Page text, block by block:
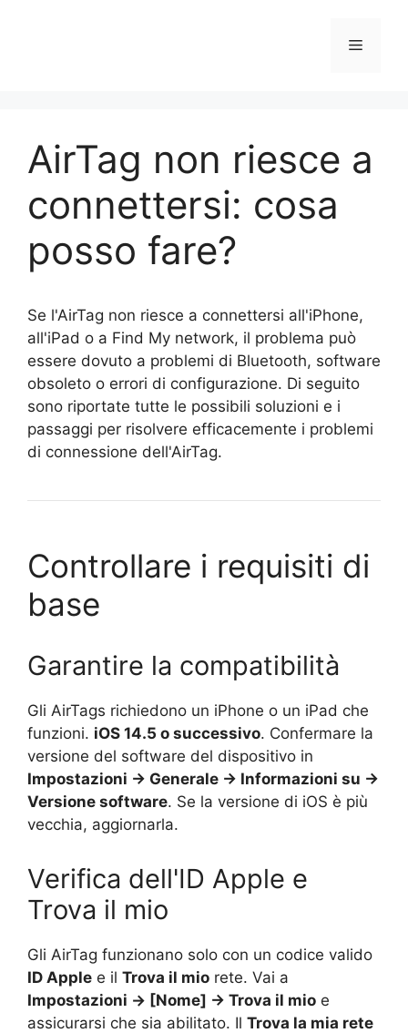
Menu
AirTag non riesce a
connettersi: cosa
posso fare?
Se l'AirTag non riesce a connettersi all'iPhone,
all'iPad o a Find My network, il problema può
essere dovuto a problemi di Bluetooth, software
obsoleto o errori di configurazione. Di seguito
sono riportate tutte le possibili soluzioni e i
passaggi per risolvere efficacemente i problemi
di connessione dell'AirTag.
Controllare i requisiti di
base
Garantire la compatibilità
Gli AirTags richiedono un iPhone o un iPad che
funzioni. iOS 14.5 o successivo. Confermare la
versione del software del dispositivo in
Impostazioni → Generale → Informazioni su →
Versione software. Se la versione di iOS è più
vecchia, aggiornarla.
Verifica dell'ID Apple e
Trova il mio
Gli AirTag funzionano solo con un codice valido
ID Apple e il Trova il mio rete. Vai a
Impostazioni → [Nome] → Trova il mio e
assicurarsi che sia abilitato. Il Trova la mia rete